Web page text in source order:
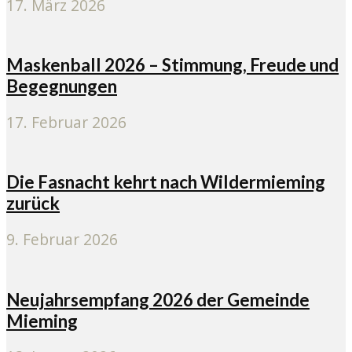
17. März 2026
Maskenball 2026 – Stimmung, Freude und
Begegnungen
17. Februar 2026
Die Fasnacht kehrt nach Wildermieming
zurück
9. Februar 2026
Neujahrsempfang 2026 der Gemeinde
Mieming